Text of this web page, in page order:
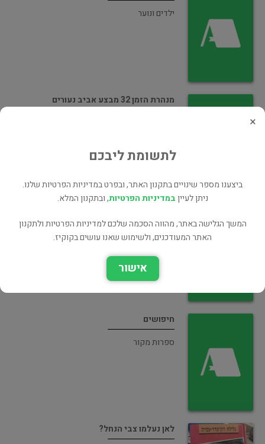
ילדים ונוער
מנהרת הזמן 32 מבצע אביב נעורים
ילדים ונוער
חיפושים
ספרות מקור
לאן נעלמו צבי הנחל?
×
לתשומת ליבכם
ביצענו מספר שינויים בתקנון האתר, ובפרט במדיניות הפרטיות שלנו.
ניתן לעייןבמדיניות הפרטיות, ובתקנון המלא.
המשך הגלישה באתר, מהווה הסכמה שלכם למדיניות הפרטיות ולתקנון
האתר המעודכנים, ולשימוש שאנו עושים בקוקיז.
אישור